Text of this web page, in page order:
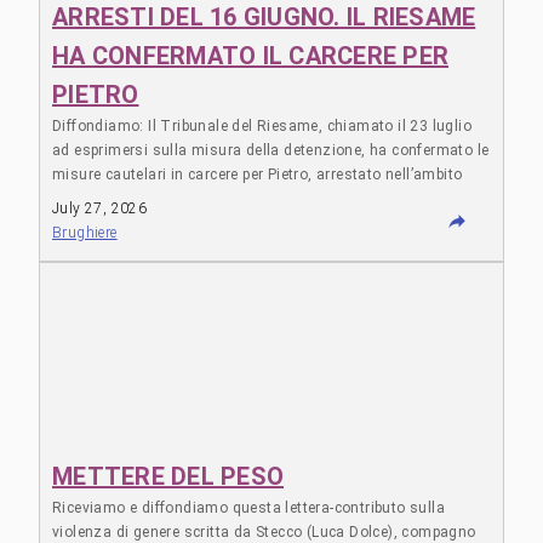
ARRESTI DEL 16 GIUGNO. IL RIESAME
HA CONFERMATO IL CARCERE PER
PIETRO
Diffondiamo: Il Tribunale del Riesame, chiamato il 23 luglio
ad esprimersi sulla misura della detenzione, ha confermato le
misure cautelari in carcere per Pietro, arrestato nell’ambito
dell’operazione antianarchica del 16 giugno scorso. Non
abbiamo parole. Mentre tuttx le altre persone arrestate sono
July 27, 2026
Brughiere
METTERE DEL PESO
Riceviamo e diffondiamo questa lettera-contributo sulla
violenza di genere scritta da Stecco (Luca Dolce), compagno